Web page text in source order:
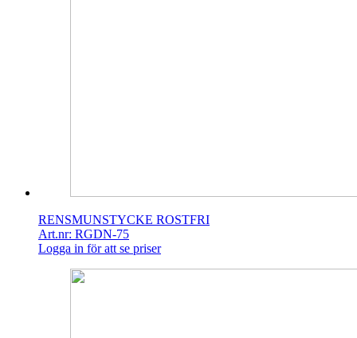
RENSMUNSTYCKE ROSTFRI
Art.nr: RGDN-75
Logga in för att se priser